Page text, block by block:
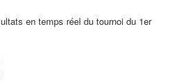
en temps réel du tournoi du 1er